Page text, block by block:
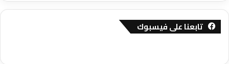
تابعنا على فيسبوك